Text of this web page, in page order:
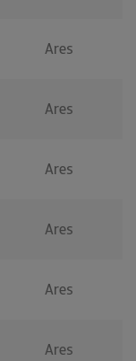
Ares
Ares
Ares
Ares
Ares
Ares